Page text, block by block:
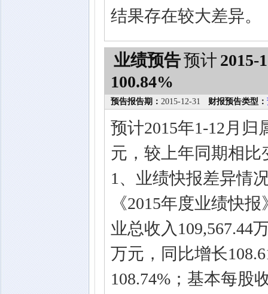
结果存在较大差异。
业绩预告预计 2015-
100.84%
预告报告期： 2015-12-31 财报预告类型：
预计2015年1-12月
元，较上年同期相比
1、业绩快报差异情
《2015年度业绩快
业总收入109,567.44
万元，同比增长
108.74%；基本每股